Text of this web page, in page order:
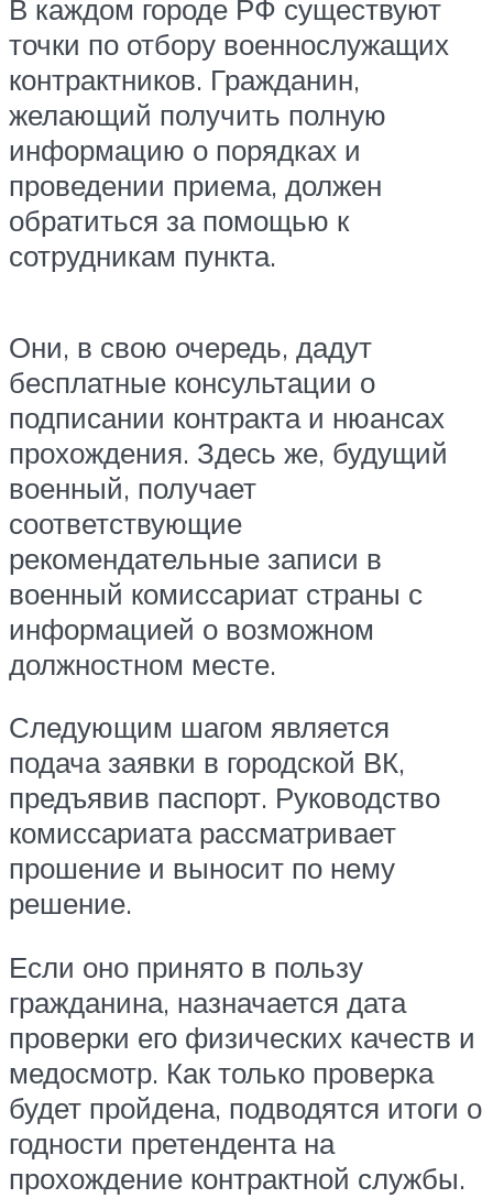
В каждом городе РФ существуют
точки по отбору военнослужащих
контрактников. Гражданин,
желающий получить полную
информацию о порядках и
проведении приема, должен
обратиться за помощью к
сотрудникам пункта.
Они, в свою очередь, дадут
бесплатные консультации о
подписании контракта и нюансах
прохождения. Здесь же, будущий
военный, получает
соответствующие
рекомендательные записи в
военный комиссариат страны с
информацией о возможном
должностном месте.
Следующим шагом является
подача заявки в городской ВК,
предъявив паспорт. Руководство
комиссариата рассматривает
прошение и выносит по нему
решение.
Если оно принято в пользу
гражданина, назначается дата
проверки его физических качеств и
медосмотр. Как только проверка
будет пройдена, подводятся итоги о
годности претендента на
прохождение контрактной службы.